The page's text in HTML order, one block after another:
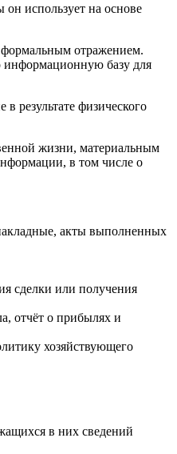
использует на основе
формальным отражением.
информационную базу для
результате физического
жизни, материальным
в том числе о
акты выполненных
сделки или получения
отчёт о прибылях и
хозяйствующего
в них сведений